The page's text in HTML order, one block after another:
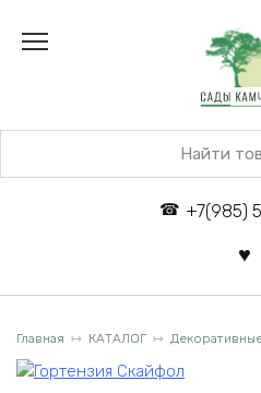
+7(985)
Главная КАТАЛОГ